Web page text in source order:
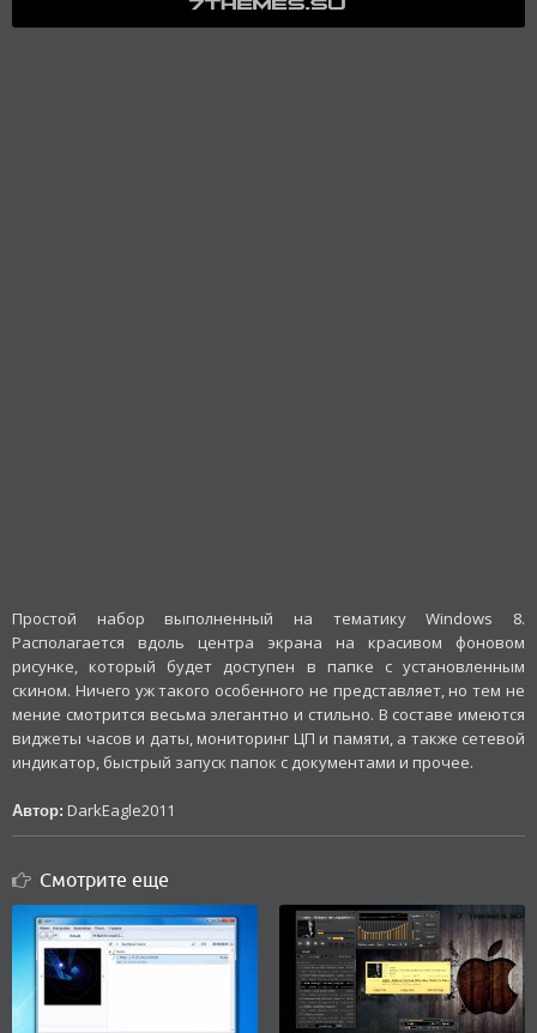
Простой набор выполненный на тематику Windows 8.
Располагается вдоль центра экрана на красивом фоновом
рисунке, который будет доступен в папке с установленным
скином. Ничего уж такого особенного не представляет, но тем не
мение смотрится весьма элегантно и стильно. В составе имеются
виджеты часов и даты, мониторинг ЦП и памяти, а также сетевой
индикатор, быстрый запуск папок с документами и прочее.
Автор: DarkEagle2011
Смотрите еще